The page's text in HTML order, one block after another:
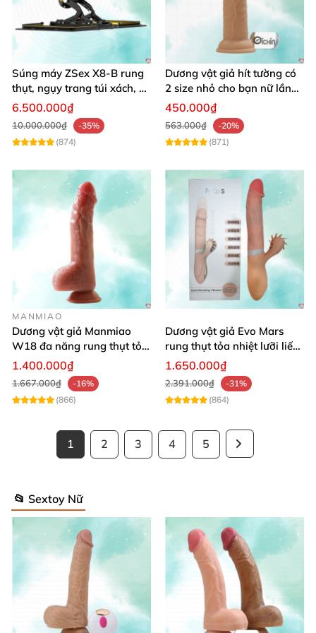
Súng máy ZSex X8-B rung
thụt, ngụy trang túi xách, 9
chế độ rung đa dạng
6.500.000₫
10.000.000₫
-35%
(874)
Dương vật giả hít tường có
2 size nhỏ cho bạn nữ lần
đầu sử dụng
450.000₫
563.000₫
-20%
(871)
MANMIAO
Dương vật giả Manmiao
W18 đa năng rung thụt tỏa
nhiệt remote hiện đại
1.400.000₫
1.667.000₫
-16%
(866)
Dương vật giả Evo Mars
rung thụt tỏa nhiệt lưỡi liếm
massage
1.650.000₫
2.391.000₫
-31%
(864)
1 2 3 4 5
📂 Sextoy Nữ